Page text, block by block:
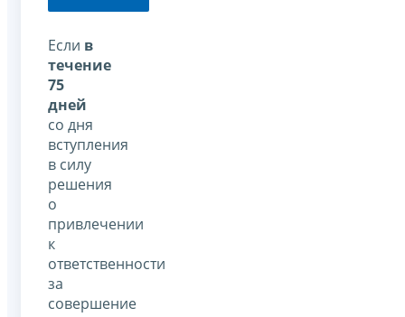
Если в
течение
75
дней
со дня
вступления
в силу
решения
о
привлечении
к
ответственности
за
совершение